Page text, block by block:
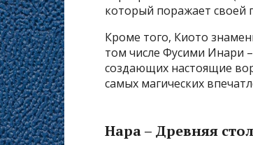
который поражает своей
Кроме того, Киото
том числе Фусими Инари
создающих настоящие
самых магических
Нара – Древняя